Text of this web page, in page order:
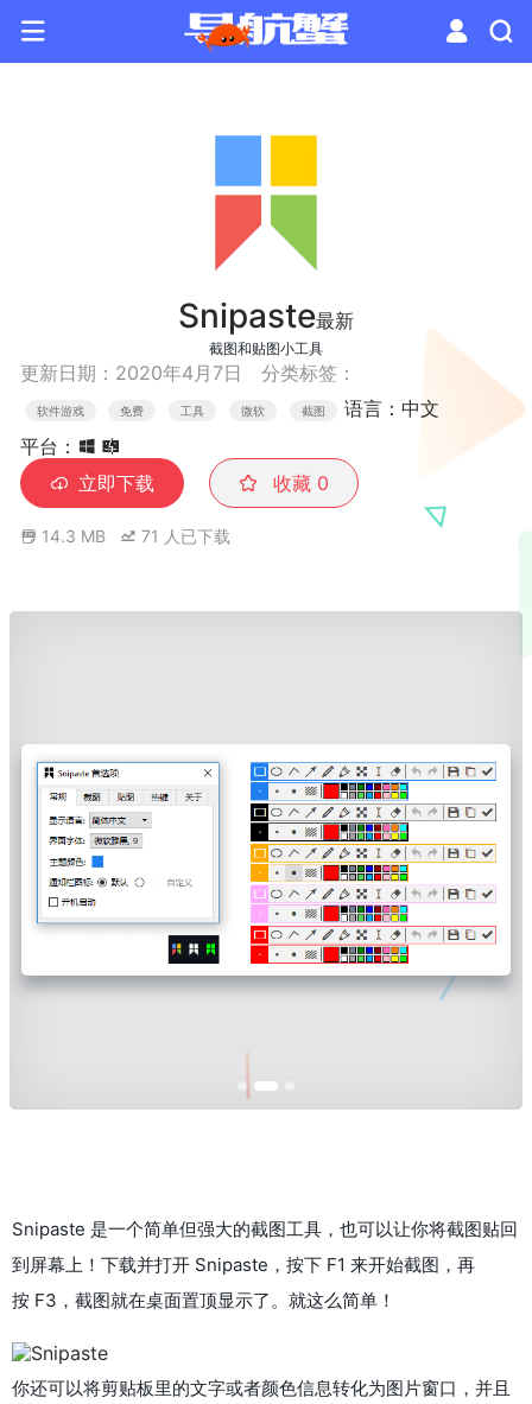
Snipaste最新
截图和贴图小工具
更新日期：2020年4月7日 分类标签：
软件游戏 免费 工具 微软 截图
语言：中文
平台：
立即下载
收藏 0
14.3 MB 71 人已下载
Snipaste 是一个简单但强大的截图工具，也可以让你将截图贴回
到屏幕上！下载并打开 Snipaste，按下 F1 来开始截图，再
按 F3，截图就在桌面置顶显示了。就这么简单！
你还可以将剪贴板里的文字或者颜色信息转化为图片窗口，并且